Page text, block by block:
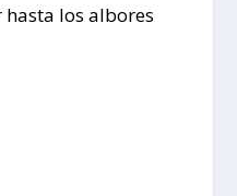
los albores